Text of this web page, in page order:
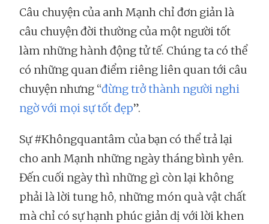
Câu chuyện của anh Mạnh chỉ đơn giản là
câu chuyện đời thường của một người tốt
làm những hành động tử tế. Chúng ta có thể
có những quan điểm riêng liên quan tới câu
chuyện nhưng “đừng trở thành người nghi
ngờ với mọi sự tốt đẹp”.
Sự #Khôngquantâm của bạn có thể trả lại
cho anh Mạnh những ngày tháng bình yên.
Đến cuối ngày thì những gì còn lại không
phải là lời tung hô, những món quà vật chất
mà chỉ có sự hạnh phúc giản dị với lời khen